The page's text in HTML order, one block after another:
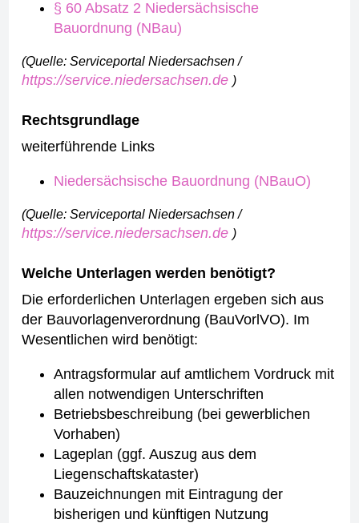
§ 60 Absatz 2 Niedersächsische
Bauordnung (NBau)
(Quelle: Serviceportal Niedersachsen /
https://service.niedersachsen.de )
Rechtsgrundlage
weiterführende Links
Niedersächsische Bauordnung (NBauO)
(Quelle: Serviceportal Niedersachsen /
https://service.niedersachsen.de )
Welche Unterlagen werden benötigt?
Die erforderlichen Unterlagen ergeben sich aus
der Bauvorlagenverordnung (BauVorlVO). Im
Wesentlichen wird benötigt:
Antragsformular auf amtlichem Vordruck mit
allen notwendigen Unterschriften
Betriebsbeschreibung (bei gewerblichen
Vorhaben)
Lageplan (ggf. Auszug aus dem
Liegenschaftskataster)
Bauzeichnungen mit Eintragung der
bisherigen und künftigen Nutzung